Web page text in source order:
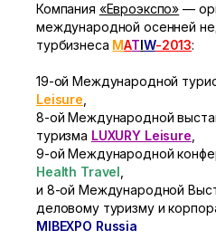
Компания «Евроэкспо» —
международной осенней
турбизнеса MATIW-2013:
19-ой Международной
Leisure
8-ой Международной
туризма LUXURY Leisure
9-ой Международной
Health Travel
и 8-ой Международной
деловому туризму и
MIBEXPO Russia